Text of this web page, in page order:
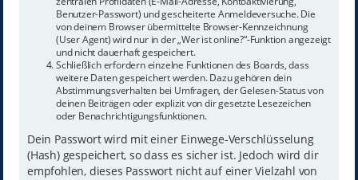
Benutzer-Passwort) und gescheiterte Anmeldeversuche. Die
von deinem Browser übermittelte Browser-Kennzeichnung
(User Agent) wird nur in der „Wer ist online?“-Funktion angezeigt
und nicht dauerhaft gespeichert.
Schließlich erfordern einzelne Funktionen des Boards, dass
weitere Daten gespeichert werden. Dazu gehören dein
Abstimmungsverhalten bei Umfragen, der Gelesen-Status von
deinen Beiträgen oder explizit von dir gesetzte Lesezeichen
oder Benachrichtigungsfunktionen.
Dein Passwort wird mit einer Einwege-Verschlüsselung
(Hash) gespeichert, so dass es sicher ist. Jedoch wird dir
empfohlen, dieses Passwort nicht auf einer Vielzahl von